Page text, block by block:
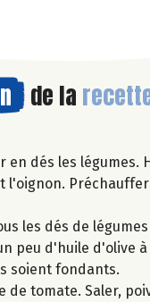
de la
en dés les légumes.
l'oignon.
les dés de
peu d'huile d'olive
soient fondants.
de tomate. Saler,